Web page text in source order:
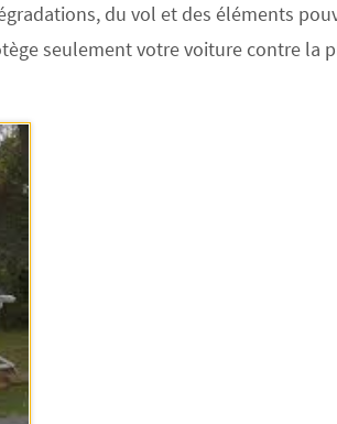
du vol et des éléments
seulement votre voiture contre la